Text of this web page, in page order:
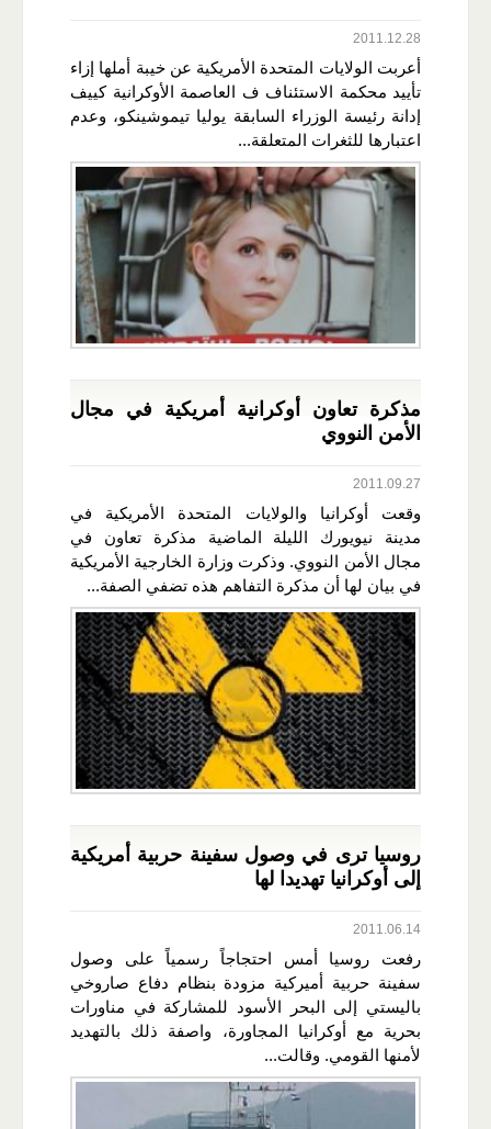
2011.12.28
أعربت الولايات المتحدة الأمريكية عن خيبة أملها إزاء
تأييد محكمة الاستئناف ف العاصمة الأوكرانية كييف
إدانة رئيسة الوزراء السابقة يوليا تيموشينكو، وعدم
اعتبارها للثغرات المتعلقة...
مذكرة تعاون أوكرانية أمريكية في مجال
الأمن النووي
2011.09.27
وقعت أوكرانيا والولايات المتحدة الأمريكية في
مدينة نيويورك الليلة الماضية مذكرة تعاون في
مجال الأمن النووي. وذكرت وزارة الخارجية الأمريكية
في بيان لها أن مذكرة التفاهم هذه تضفي الصفة...
روسيا ترى في وصول سفينة حربية أمريكية
إلى أوكرانيا تهديدا لها
2011.06.14
رفعت روسيا أمس احتجاجاً رسمياً على وصول
سفينة حربية أميركية مزودة بنظام دفاع صاروخي
باليستي إلى البحر الأسود للمشاركة في مناورات
بحرية مع أوكرانيا المجاورة، واصفة ذلك بالتهديد
لأمنها القومي. وقالت...